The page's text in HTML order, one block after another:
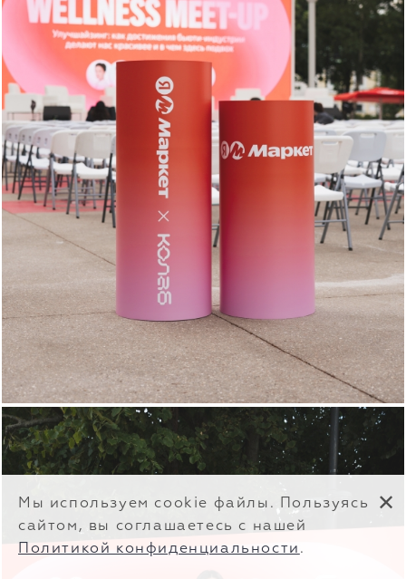
Мы используем cookie файлы. Пользуясь
сайтом, вы соглашаетесь с нашей
Политикой конфиденциальности .
✕